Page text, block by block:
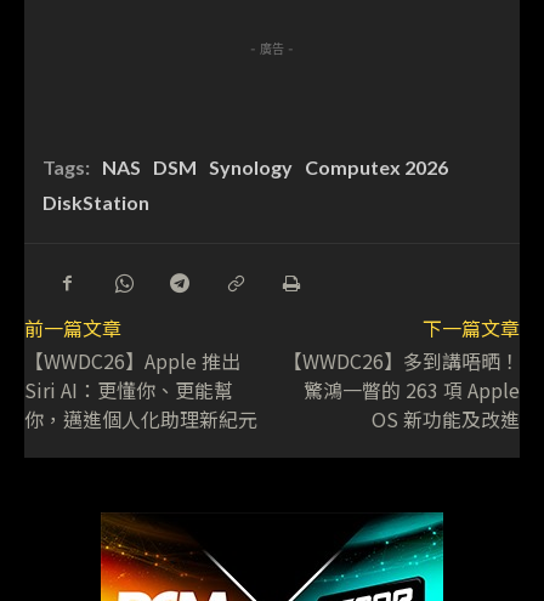
- 廣告 -
Tags: NAS DSM Synology Computex 2026
DiskStation
前一篇文章
【WWDC26】Apple 推出
Siri AI：更懂你、更能幫
你，邁進個人化助理新紀元
下一篇文章
【WWDC26】多到講唔晒！
驚鴻一瞥的 263 項 Apple
OS 新功能及改進